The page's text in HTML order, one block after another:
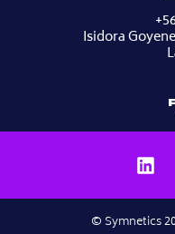
Isidora
© Symnetics